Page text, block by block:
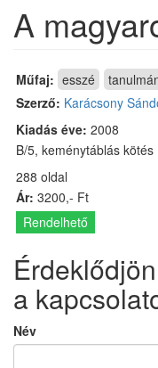
A
Műfaj: esszé
Szerző: Karácsony
Kiadás éve: 2008
B/5, keménytáblás kötés
288 oldal
Ár: 3200,- Ft
Rendelhető
a
Név